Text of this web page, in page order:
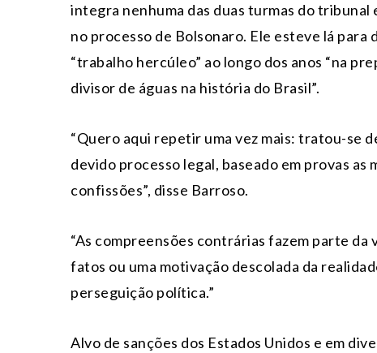
integra nenhuma das duas turmas do
no processo de Bolsonaro. Ele esteve lá
“trabalho hercúleo” ao longo dos anos “na
divisor de águas na história do Brasil”.
“Quero aqui repetir uma vez mais: tratou-se
devido processo legal, baseado em provas as
confissões”, disse Barroso.
“As compreensões contrárias fazem parte
fatos ou uma motivação descolada da
perseguição política.”
Alvo de sanções dos Estados Unidos e em